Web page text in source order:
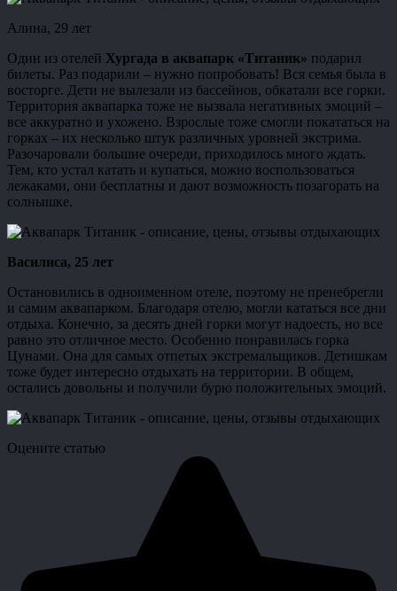
Алина, 29 лет
Один из отелей Хургада в аквапарк «Титаник» подарил
билеты. Раз подарили – нужно попробовать! Вся семья была в
восторге. Дети не вылезали из бассейнов, обкатали все горки.
Территория аквапарка тоже не вызвала негативных эмоций –
все аккуратно и ухожено. Взрослые тоже смогли покататься на
горках – их несколько штук различных уровней экстрима.
Разочаровали большие очереди, приходилось много ждать.
Тем, кто устал катать и купаться, можно воспользоваться
лежаками, они бесплатны и дают возможность позагорать на
солнышке.
Василиса, 25 лет
Остановились в одноименном отеле, поэтому не пренебрегли
и самим аквапарком. Благодаря отелю, могли кататься все дни
отдыха. Конечно, за десять дней горки могут надоесть, но все
равно это отличное место. Особенно понравилась горка
Цунами. Она для самых отпетых экстремальщиков. Детишкам
тоже будет интересно отдыхать на территории. В общем,
остались довольны и получили бурю положительных эмоций.
Оцените статью